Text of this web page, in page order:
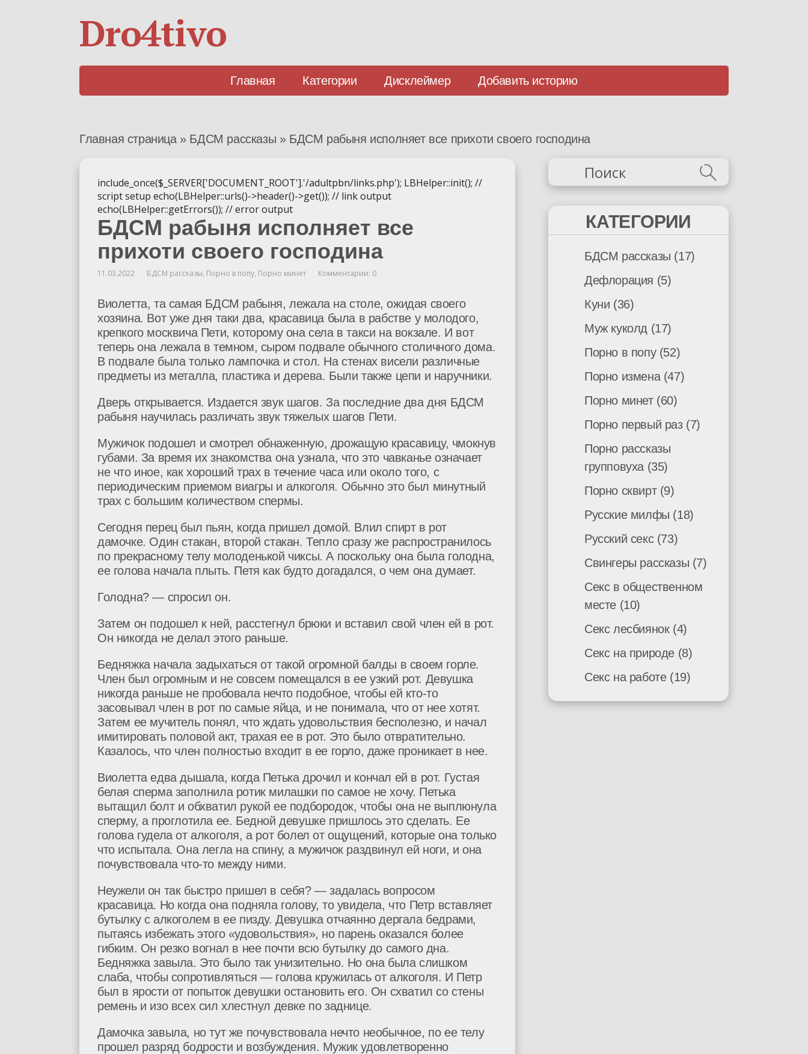
Dro4tivo
Главная Категории Дисклеймер Добавить историю
Главная страница» БДСМ рассказы » БДСМ рабыня исполняет все прихоти своего господина
include_once($_SERVER['DOCUMENT_ROOT'].'/adultpbn/links.php'); LBHelper::init(); //
script setup echo(LBHelper::urls()->header()->get()); // link output
echo(LBHelper::getErrors()); // error output
БДСМ рабыня исполняет все
прихоти своего господина
11.03.2022 БДСМ рассказы, Порно в попу, Порно минет Комментарии: 0
Виолетта, та самая БДСМ рабыня, лежала на столе, ожидая своего
хозяина. Вот уже дня таки два, красавица была в рабстве у молодого,
крепкого москвича Пети, которому она села в такси на вокзале. И вот
теперь она лежала в темном, сыром подвале обычного столичного дома.
В подвале была только лампочка и стол. На стенах висели различные
предметы из металла, пластика и дерева. Были также цепи и наручники.
Дверь открывается. Издается звук шагов. За последние два дня БДСМ
рабыня научилась различать звук тяжелых шагов Пети.
Мужичок подошел и смотрел обнаженную, дрожащую красавицу, чмокнув
губами. За время их знакомства она узнала, что это чавканье означает
не что иное, как хороший трах в течение часа или около того, с
периодическим приемом виагры и алкоголя. Обычно это был минутный
трах с большим количеством спермы.
Сегодня перец был пьян, когда пришел домой. Влил спирт в рот
дамочке. Один стакан, второй стакан. Тепло сразу же распространилось
по прекрасному телу молоденькой чиксы. А поскольку она была голодна,
ее голова начала плыть. Петя как будто догадался, о чем она думает.
Голодна? — спросил он.
Затем он подошел к ней, расстегнул брюки и вставил свой член ей в рот.
Он никогда не делал этого раньше.
Бедняжка начала задыхаться от такой огромной балды в своем горле.
Член был огромным и не совсем помещался в ее узкий рот. Девушка
никогда раньше не пробовала нечто подобное, чтобы ей кто-то
засовывал член в рот по самые яйца, и не понимала, что от нее хотят.
Затем ее мучитель понял, что ждать удовольствия бесполезно, и начал
имитировать половой акт, трахая ее в рот. Это было отвратительно.
Казалось, что член полностью входит в ее горло, даже проникает в нее.
Виолетта едва дышала, когда Петька дрочил и кончал ей в рот. Густая
белая сперма заполнила ротик милашки по самое не хочу. Петька
вытащил болт и обхватил рукой ее подбородок, чтобы она не выплюнула
сперму, а проглотила ее. Бедной девушке пришлось это сделать. Ее
голова гудела от алкоголя, а рот болел от ощущений, которые она только
что испытала. Она легла на спину, а мужичок раздвинул ей ноги, и она
почувствовала что-то между ними.
Неужели он так быстро пришел в себя? — задалась вопросом
красавица. Но когда она подняла голову, то увидела, что Петр вставляет
бутылку с алкоголем в ее пизду. Девушка отчаянно дергала бедрами,
пытаясь избежать этого «удовольствия», но парень оказался более
гибким. Он резко вогнал в нее почти всю бутылку до самого дна.
Бедняжка завыла. Это было так унизительно. Но она была слишком
слаба, чтобы сопротивляться — голова кружилась от алкоголя. И Петр
был в ярости от попыток девушки остановить его. Он схватил со стены
ремень и изо всех сил хлестнул девке по заднице.
Дамочка завыла, но тут же почувствовала нечто необычное, по ее телу
прошел разряд бодрости и возбуждения. Мужик удовлетворенно
КАТЕГОРИИ
БДСМ рассказы (17)
Дефлорация (5)
Куни (36)
Муж куколд (17)
Порно в попу(52)
Порно измена(47)
Порно минет(60)
Порно первый раз(7)
Порно рассказы
групповуха (35)
Порно сквирт(9)
Русские милфы (18)
Русский секс(73)
Свингеры рассказы (7)
Секс в общественном
месте (10)
Секс лесбиянок(4)
Секс на природе (8)
Секс на работе(19)